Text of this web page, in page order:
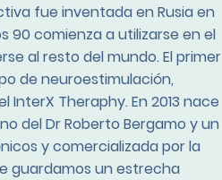
fue inventada en Rusia en
90 comienza a utilizarse en el
al resto del mundo. El primer
de neuroestimulación,
Theraphy. En 2013 nace
del Dr Roberto Bergamo y un
y comercializada por la
guardamos un estrecha